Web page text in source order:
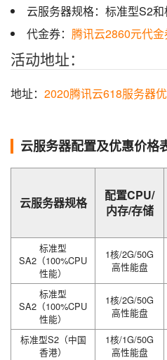
云服务器规格：标准型S2
代金券： 腾讯云2860元代金
活动地址：
地址： 2020腾讯云618服务器
云服务器配置及优惠价格
云服务器规格
配置CPU/
内存/存储
标准型
SA2（100%CPU
性能）
1核/2G/50G
高性能盘
标准型
SA2（100%CPU
性能）
1核/2G/50G
高性能盘
标准型S2（中国
香港）
1核/1G/50G
高性能盘